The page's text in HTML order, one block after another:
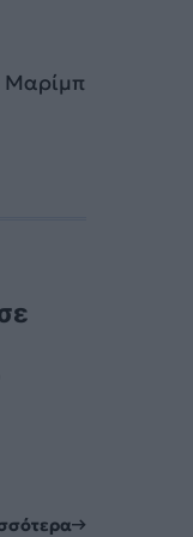
Μαρίμπ